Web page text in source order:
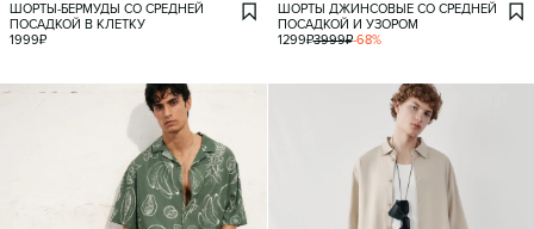
ШОРТЫ-БЕРМУДЫ СО СРЕДНЕЙ
ПОСАДКОЙ В КЛЕТКУ
1999₽
ШОРТЫ ДЖИНСОВЫЕ СО СРЕДНЕЙ
ПОСАДКОЙ И УЗОРОМ
1299₽3999₽-68%